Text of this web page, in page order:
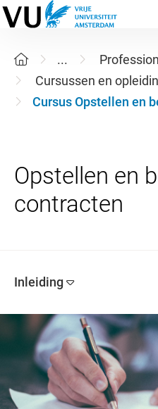
...
Cursussen en
Cursus Opstellen en
Opstellen en
Inleiding